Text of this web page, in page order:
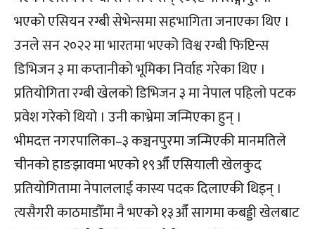
भएको एसियन रग्बी सेभेन्समा सहभागिता जनाएका थिए ।
उनले सन २०२२ मा भारतमा भएको विश्व रग्बी फिप्टिन्स
डिभिजन ३ मा कप्तानीको भूमिका निर्वाह गरेका थिए ।
प्रतियोगिता रग्बी खेलको डिभिजन ३ मा नेपाल पहिलो पटक
प्रवेश गरेको थियो । उनी काभ्रेमा जन्मिएका हुन् ।
भीमदत्त नगरपालिका–३ कञ्चनपुरमा जन्मिएकी मानमतिले
चीनको हाङझावमा भएको १९औँ एसियाली खेलकुद
प्रतियोगितामा नेपाललाई कास्य पदक दिलाएकी थिइन् ।
त्यसैगरी काठमाडौँमा नै भएको १३औँ सागमा कबड्डी खेलबाट